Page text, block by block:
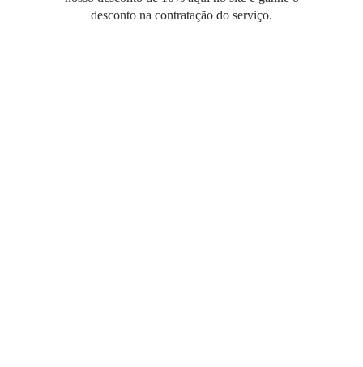
desconto na contratação do serviço.